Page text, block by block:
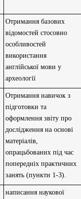
Отримання базових
відомостей стосовно
особливостей
використання
англійської мови у
археології
Отримання навичок з
підготовки та
оформлення звіту про
дослідження на основі
матеріалів,
опрацьбованих під час
попередніх практичних
занять (пункти 1-3).
написання наукової